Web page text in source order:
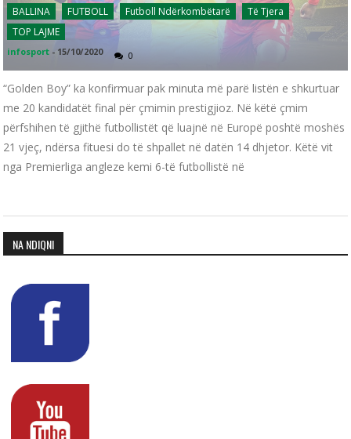
BALLINA FUTBOLL Futboll Ndërkombëtarë
Të Tjera
TOP LAJME
infosport - 15/10/2020 0
“Golden Boy” ka konfirmuar pak minuta më parë listën e shkurtuar
me 20 kandidatët final për çmimin prestigjioz. Në këtë çmim
përfshihen të gjithë futbollistët që luajnë në Europë poshtë moshës
21 vjeç, ndërsa fituesi do të shpallet në datën 14 dhjetor. Këtë vit
nga Premierliga angleze kemi 6-të futbollistë në
NA NDIQNI